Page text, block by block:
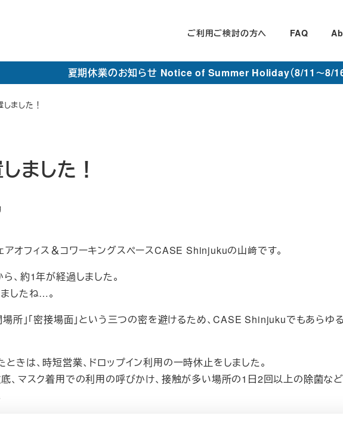
ご利用ご検討の方へ FAQ
夏期休業のお知らせ Notice of Summer Holiday（8/11～8/16
ました！
ました！
オフィス＆コワーキングスペースCASE Shinjukuの山﨑です。
、約1年が経過しました。
したね…。
場所」「密接場面」という三つの密を避けるため、CASE Shinjukuでもあらゆ
きは、時短営業、ドロップイン利用の一時休止をしました。
、マスク着用での利用の呼びかけ、接触が多い場所の1日2回以上の除菌な